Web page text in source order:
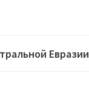
Евразии